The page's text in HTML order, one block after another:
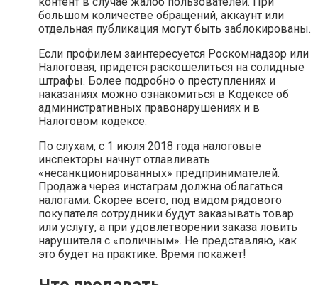
большом количестве обращений, аккаунт или
отдельная публикация могут быть заблокированы.
Если профилем заинтересуется Роскомнадзор или
Налоговая, придется раскошелиться на солидные
штрафы. Более подробно о преступлениях и
наказаниях можно ознакомиться в Кодексе об
административных правонарушениях и в
Налоговом кодексе.
По слухам, с 1 июля 2018 года налоговые
инспекторы начнут отлавливать
«несанкционированных» предпринимателей.
Продажа через инстаграм должна облагаться
налогами. Скорее всего, под видом рядового
покупателя сотрудники будут заказывать товар
или услугу, а при удовлетворении заказа ловить
нарушителя с «поличным». Не представляю, как
это будет на практике. Время покажет!